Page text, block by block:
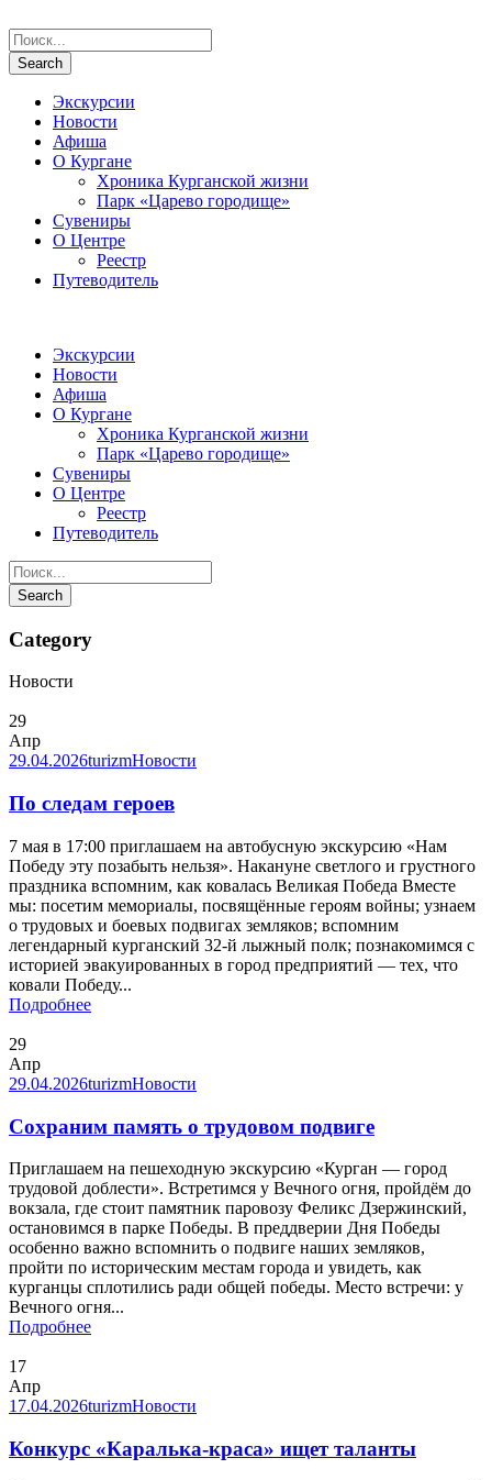
Экскурсии
Новости
Афиша
О Кургане
Хроника Курганской жизни
Парк «Царево городище»
Сувениры
О Центре
Реестр
Путеводитель
Экскурсии
Новости
Афиша
О Кургане
Хроника Курганской жизни
Парк «Царево городище»
Сувениры
О Центре
Реестр
Путеводитель
Category
Новости
29
Апр
29.04.2026turizmНовости
По следам героев
7 мая в 17:00 приглашаем на автобусную экскурсию «Нам
Победу эту позабыть нельзя». Накануне светлого и грустного
праздника вспомним, как ковалась Великая Победа Вместе
мы: посетим мемориалы, посвящённые героям войны; узнаем
о трудовых и боевых подвигах земляков; вспомним
легендарный курганский 32-й лыжный полк; познакомимся с
историей эвакуированных в город предприятий — тех, что
ковали Победу...
Подробнее
29
Апр
29.04.2026turizmНовости
Сохраним память о трудовом подвиге
Приглашаем на пешеходную экскурсию «Курган — город
трудовой доблести». Встретимся у Вечного огня, пройдём до
вокзала, где стоит памятник паровозу Феликс Дзержинский,
остановимся в парке Победы. В преддверии Дня Победы
особенно важно вспомнить о подвиге наших земляков,
пройти по историческим местам города и увидеть, как
курганцы сплотились ради общей победы. Место встречи: у
Вечного огня...
Подробнее
17
Апр
17.04.2026turizmНовости
Конкурс «Каралька-краса» ищет таланты